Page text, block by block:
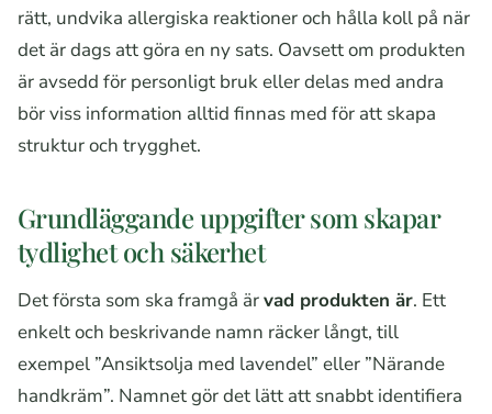
rätt, undvika allergiska reaktioner och hålla koll på när
det är dags att göra en ny sats. Oavsett om produkten
är avsedd för personligt bruk eller delas med andra
bör viss information alltid finnas med för att skapa
struktur och trygghet.
Grundläggande uppgifter som skapar
tydlighet och säkerhet
Det första som ska framgå ärvad produkten är. Ett
enkelt och beskrivande namn räcker långt, till
exempel ”Ansiktsolja med lavendel” eller ”Närande
handkräm”. Namnet gör det lätt att snabbt identifiera